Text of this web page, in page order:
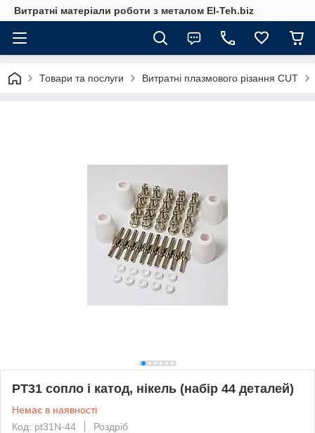
Витратні матеріали роботи з металом El-Teh.biz
Товари та послуги Витратні плазмового різання CUT
PT31 сопло і катод, нікель (набір 44 деталей)
Немає в наявності
Код: pt31N-44
Роздріб